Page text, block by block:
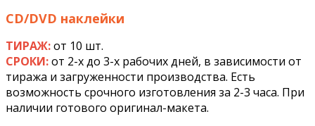
CD/DVD наклейки
ТИРАЖ:от 10 шт.
СРОКИ:от 2-х до 3-х рабочих дней, в зависимости от
тиража и загруженности производства. Есть
возможность срочного изготовления за 2-3 часа. При
наличии готового оригинал-макета.